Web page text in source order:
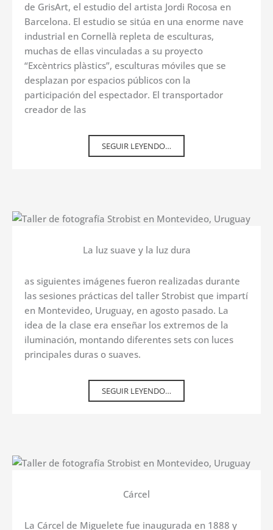
de GrisArt, el estudio del artista Jordi Rocosa en
Barcelona. El estudio se sitúa en una enorme nave
industrial en Cornellà repleta de esculturas,
muchas de ellas vinculadas a su proyecto
“Excèntrics plàstics”, esculturas móviles que se
desplazan por espacios públicos con la
participación del espectador. El transportador
creador de las
SEGUIR LEYENDO…
La luz suave y la luz dura
as siguientes imágenes fueron realizadas durante
las sesiones prácticas del taller Strobist que impartí
en Montevideo, Uruguay, en agosto pasado. La
idea de la clase era enseñar los extremos de la
iluminación, montando diferentes sets con luces
principales duras o suaves.
SEGUIR LEYENDO…
Cárcel
La Cárcel de Miguelete fue inaugurada en 1888 y